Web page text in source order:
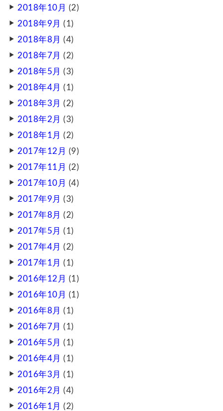
2018年10月 (2)
2018年9月 (1)
2018年8月 (4)
2018年7月 (2)
2018年5月 (3)
2018年4月 (1)
2018年3月 (2)
2018年2月 (3)
2018年1月 (2)
2017年12月 (9)
2017年11月 (2)
2017年10月 (4)
2017年9月 (3)
2017年8月 (2)
2017年5月 (1)
2017年4月 (2)
2017年1月 (1)
2016年12月 (1)
2016年10月 (1)
2016年8月 (1)
2016年7月 (1)
2016年5月 (1)
2016年4月 (1)
2016年3月 (1)
2016年2月 (4)
2016年1月 (2)